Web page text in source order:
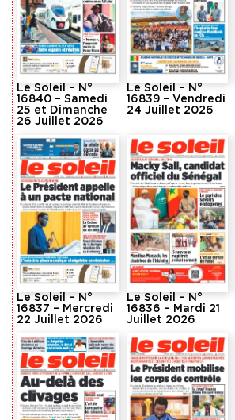
Le Soleil – N°
16840 – Samedi
25 et Dimanche
26 Juillet 2026
Le Soleil – N°
16839 – Vendredi
24 Juillet 2026
Le Soleil – N°
16837 – Mercredi
22 Juillet 2026
Le Soleil – N°
16836 – Mardi 21
Juillet 2026